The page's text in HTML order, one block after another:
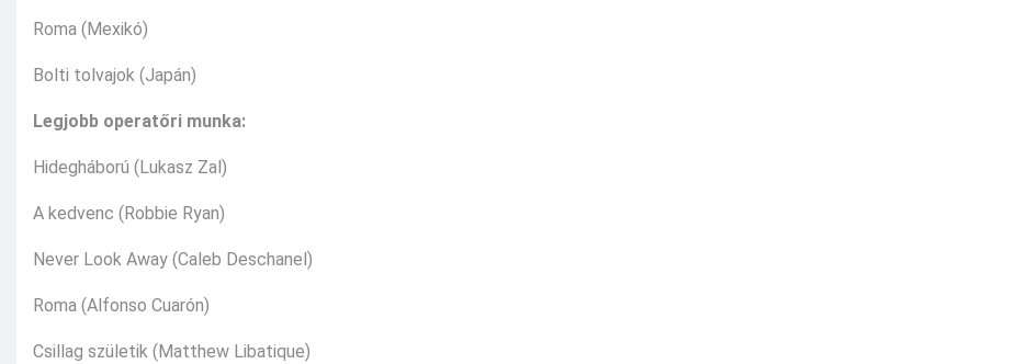
Roma (Mexikó)
Bolti tolvajok (Japán)
Legjobb operatőri munka:
Hidegháború (Lukasz Zal)
A kedvenc (Robbie Ryan)
Never Look Away (Caleb Deschanel)
Roma (Alfonso Cuarón)
Csillag születik (Matthew Libatique)